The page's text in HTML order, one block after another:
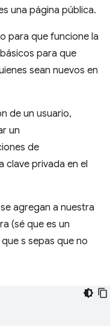
una página pública.
para que funcione la
para que
sean nuevos en
de un usuario,
un
de
clave privada en el
agregan a nuestra
(sé que es un
s sepas que no